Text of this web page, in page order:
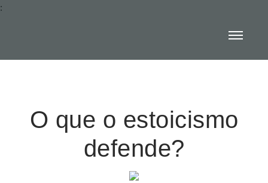
:
O que o estoicismo
defende?